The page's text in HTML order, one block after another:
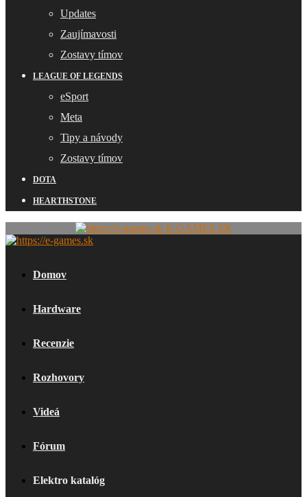
Updates
Zaujímavosti
Zostavy tímov
LEAGUE OF LEGENDS
eSport
Meta
Tipy a návody
Zostavy tímov
DOTA
HEARTHSTONE
E-GAMES.SK
Domov
Hardware
Recenzie
Rozhovory
Videá
Fórum
Elektro katalóg